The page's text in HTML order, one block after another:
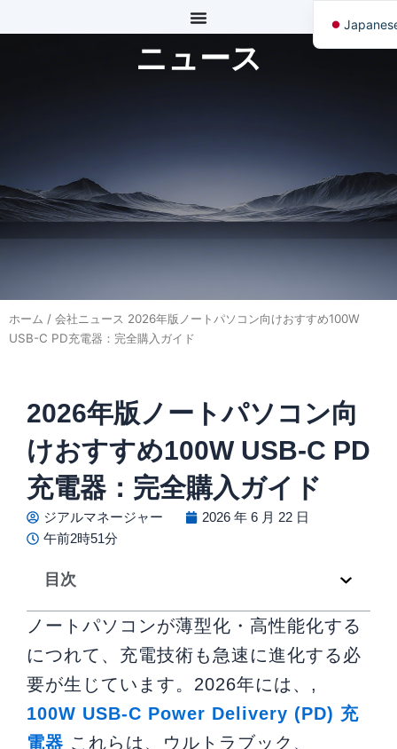
容
ニュース
ホーム / 会社ニュース 2026年版ノートパソコン向けおすすめ100W
USB-C PD充電器：完全購入ガイド
2026年版ノートパソコン向
けおすすめ100W USB-C PD
充電器：完全購入ガイド
ジアルマネージャー
2026 年 6 月 22 日
午前2時51分
目次
ノートパソコンが薄型化・高性能化する
につれて、充電技術も急速に進化する必
要が生じています。2026年には、,
100W USB-C Power Delivery (PD) 充
電器 これらは、ウルトラブック、
English